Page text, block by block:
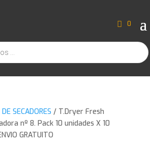
0
SECADORES / T.Dryer Fresh
nº 8. Pack 10 unidades X 10
GRATUITO